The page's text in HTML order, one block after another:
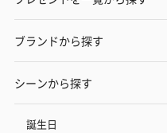
ブランドから探す
シーンから探す
誕生日